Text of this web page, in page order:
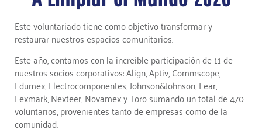
Este voluntariado tiene como objetivo transformar y
restaurar nuestros espacios comunitarios.
Este año, contamos con la increíble participación de 11 de
nuestros socios corporativos: Align, Aptiv, Commscope,
Edumex, Electrocomponentes, Johnson&Johnson, Lear,
Lexmark, Nexteer, Novamex y Toro sumando un total de 470
voluntarios, provenientes tanto de empresas como de la
comunidad.